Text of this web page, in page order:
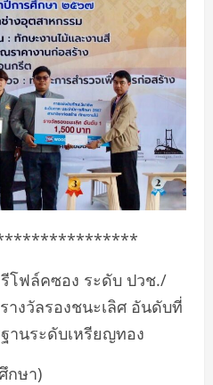
โฟล์คซอง ระดับ ปวช./
างวัลรองชนะเลิศ อันดับที่
านระดับเหรียญทอง
กษา)